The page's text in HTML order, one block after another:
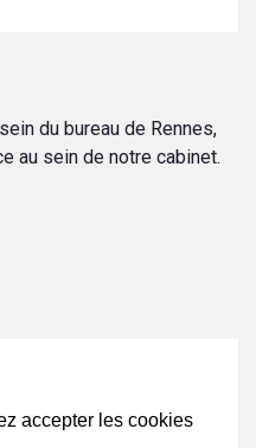
du bureau de Rennes,
au sein de notre cabinet.
accepter les cookies